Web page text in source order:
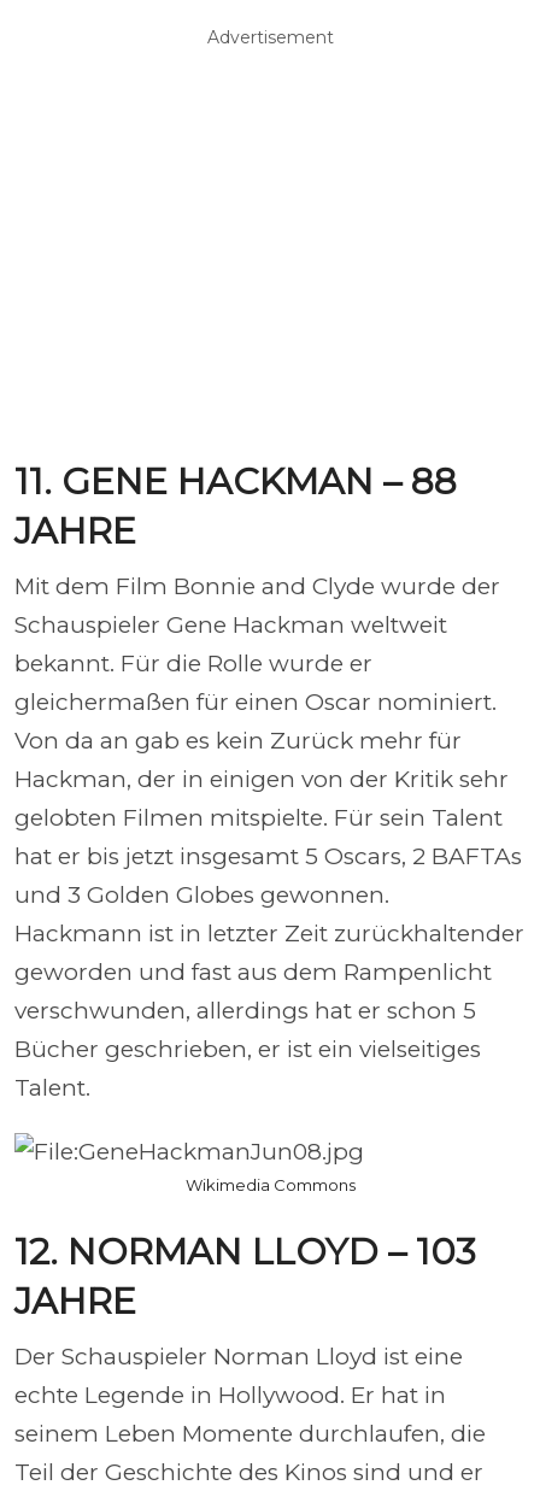
Advertisement
11. GENE HACKMAN – 88
JAHRE
Mit dem Film Bonnie and Clyde wurde der
Schauspieler Gene Hackman weltweit
bekannt. Für die Rolle wurde er
gleichermaßen für einen Oscar nominiert.
Von da an gab es kein Zurück mehr für
Hackman, der in einigen von der Kritik sehr
gelobten Filmen mitspielte. Für sein Talent
hat er bis jetzt insgesamt 5 Oscars, 2 BAFTAs
und 3 Golden Globes gewonnen.
Hackmann ist in letzter Zeit zurückhaltender
geworden und fast aus dem Rampenlicht
verschwunden, allerdings hat er schon 5
Bücher geschrieben, er ist ein vielseitiges
Talent.
Wikimedia Commons
12. NORMAN LLOYD – 103
JAHRE
Der Schauspieler Norman Lloyd ist eine
echte Legende in Hollywood. Er hat in
seinem Leben Momente durchlaufen, die
Teil der Geschichte des Kinos sind und er